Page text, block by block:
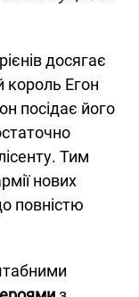
досягає
король Егон
посідає його
Тим
нових
повністю